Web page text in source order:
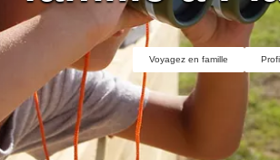
Voyagez en famille